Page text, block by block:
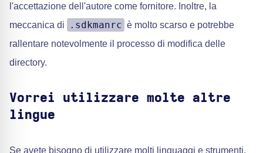
l'accettazione dell'autore come fornitore. Inoltre, la
meccanica di
.sdkmanrc è molto scarso e potrebbe
rallentare notevolmente il processo di modifica delle
directory.
Vorrei utilizzare molte altre
lingue
Se avete bisogno di utilizzare molti linguaggi e strumenti,